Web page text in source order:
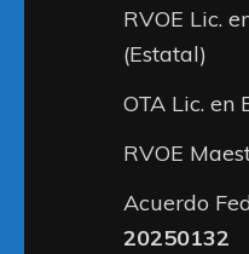
RVOE Lic.
(Estatal)
OTA Lic. en
RVOE
Acuerdo
20250132